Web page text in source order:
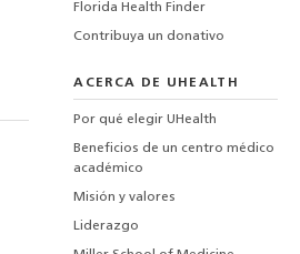
Florida Health Finder
Contribuya un donativo
ACERCA DE UHEALTH
Por qué elegir UHealth
Beneficios de un centro médico
académico
Misión y valores
Liderazgo